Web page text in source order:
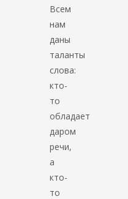
Всем
нам
даны
таланты
слова:
кто-
то
обладает
даром
речи,
а
кто-
то